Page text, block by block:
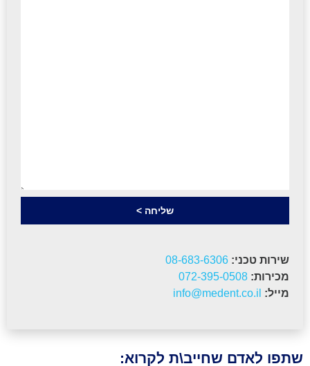
שליחה >
שירות טכני: 08-683-6306
מכירות: 072-395-0508
מייל: info@medent.co.il
שתפו לאדם שחייב\ת לקרוא: